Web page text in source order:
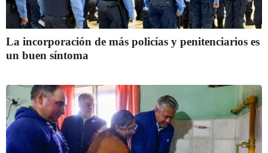
La incorporación de más policías y penitenciarios es
un buen síntoma